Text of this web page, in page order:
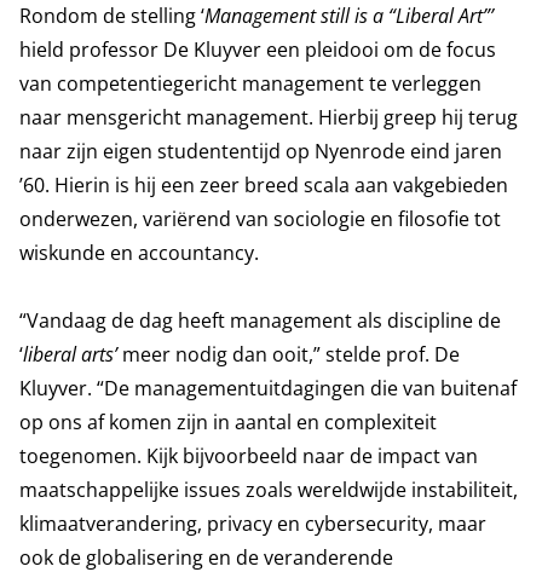
Rondom de stelling ‘Management still is a “Liberal Art”’
hield professor De Kluyver een pleidooi om de focus
van competentiegericht management te verleggen
naar mensgericht management. Hierbij greep hij terug
naar zijn eigen studententijd op Nyenrode eind jaren
’60. Hierin is hij een zeer breed scala aan vakgebieden
onderwezen, variërend van sociologie en filosofie tot
wiskunde en accountancy.
“Vandaag de dag heeft management als discipline de
‘liberal arts’meer nodig dan ooit,” stelde prof. De
Kluyver. “De managementuitdagingen die van buitenaf
op ons af komen zijn in aantal en complexiteit
toegenomen. Kijk bijvoorbeeld naar de impact van
maatschappelijke issues zoals wereldwijde instabiliteit,
klimaatverandering, privacy en cybersecurity, maar
ook de globalisering en de veranderende